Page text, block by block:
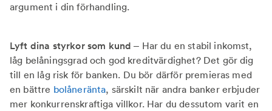
argument i din förhandling.
Lyft dina styrkor som kund – Har du en stabil inkomst,
låg belåningsgrad och god kreditvärdighet? Det gör dig
till en låg risk för banken. Du bör därför premieras med
en bättre bolåneränta, särskilt när andra banker erbjuder
mer konkurrenskraftiga villkor. Har du dessutom varit en